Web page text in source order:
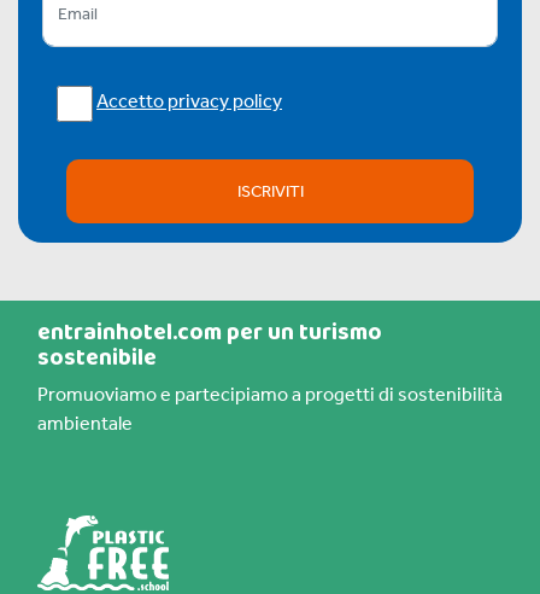
Accetto privacy policy
ISCRIVITI
entrainhotel.com per un turismo
sostenibile
Promuoviamo e partecipiamo a progetti di sostenibilità
ambientale